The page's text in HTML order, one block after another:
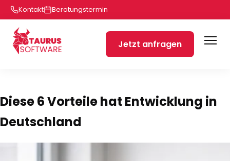
Kontakt Beratungstermin
Jetzt anfragen
Diese 6 Vorteile hat Entwicklung in
Deutschland